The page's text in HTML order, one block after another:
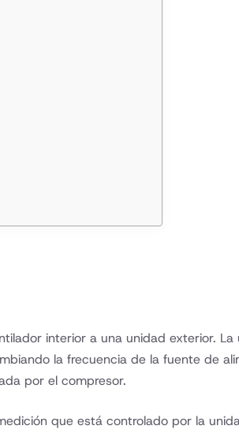
interior a una unidad exterior.
la frecuencia de la fuente de
por el compresor.
que está controlado por la